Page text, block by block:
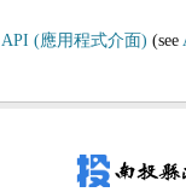
API (應用程式介面) (see